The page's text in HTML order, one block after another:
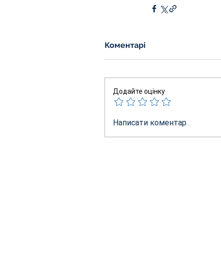
Коментарі
Додайте оцінку
Написати коментар...